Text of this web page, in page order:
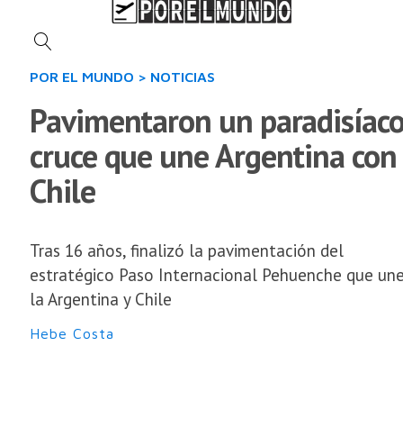
POR EL MUNDO > NOTICIAS
Pavimentaron un
cruce que une Argentina con
Chile
Tras 16 años, finalizó la pavimentación del
estratégico Paso Internacional Pehuenche que
la Argentina y Chile
Hebe Costa